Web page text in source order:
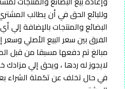
وللبائع الحق في أن يطالب
البضائع والمنتجات بالإضافة إلي
الفرق بين سعر البيع الأصلي وسعر
مبالغ تم دفعها مسبقا من قبل
لايجوز له ردها ، ويحق إلي مزادك
في حال تخلف عن تكملة الشراء